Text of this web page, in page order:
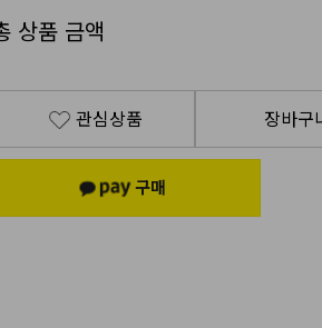
상품 금액
관심상품 장바구